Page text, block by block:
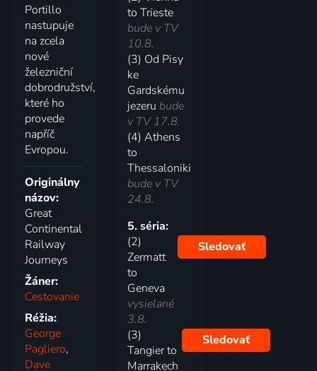
Portillo
nastupuje
na zcela
nové
železniční
dobrodružství,
které ho
provede
napříč
Evropou.
Originálny
názov:
Great
Continental
Railway
Journeys
Žáner:
Cestovanie
Réžia:
George
Pagliero,
Dave
to Trieste
bude v TV
10.8.
(3) Od Pisy
ke
Gardskému
jezerubude
v TV 17.8.
(4) Athens
to
Thessaloniki
bude v TV
24.8.
5. séria:
(2)
Zermatt
to
Geneva
vysielané
3.8.
Sledovať
(3)
Tangier to
Marrakech
Sledovať